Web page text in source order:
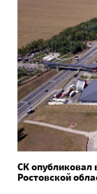
СК опубликовал
Ростовской